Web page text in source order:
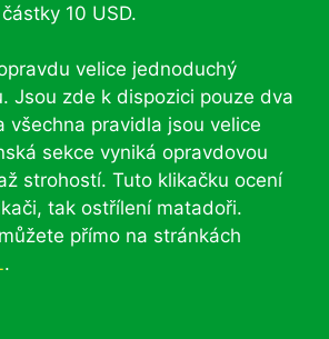
10 USD.
velice jednoduchý
Jsou zde k dispozici pouze dva
všechna pravidla jsou velice
sekce vyniká opravdovou
strohostí. Tuto klikačku ocení
tak ostřílení matadoři.
přímo na stránkách
.